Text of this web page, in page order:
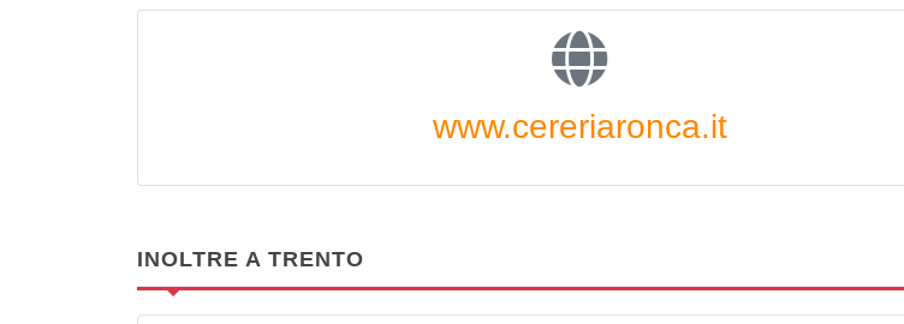
www.cereriaronca.it
INOLTRE A TRENTO